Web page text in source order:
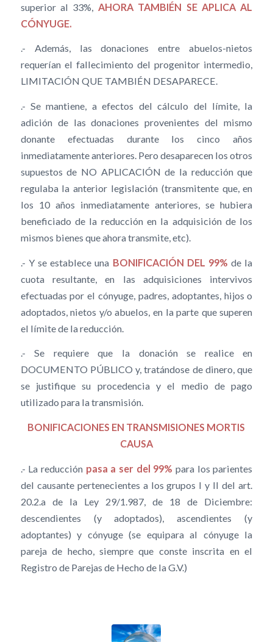
superior al 33%, AHORA TAMBIÉN SE APLICA AL
CÓNYUGE.
.- Además, las donaciones entre abuelos-nietos
requerían el fallecimiento del progenitor intermedio,
LIMITACIÓN QUE TAMBIÉN DESAPARECE.
.- Se mantiene, a efectos del cálculo del límite, la
adición de las donaciones provenientes del mismo
donante efectuadas durante los cinco años
inmediatamente anteriores. Pero desaparecen los otros
supuestos de NO APLICACIÓN de la reducción que
regulaba la anterior legislación (transmitente que, en
los 10 años inmediatamente anteriores, se hubiera
beneficiado de la reducción en la adquisición de los
mismos bienes que ahora transmite, etc).
.- Y se establece una BONIFICACIÓN DEL 99% de la
cuota resultante, en las adquisiciones intervivos
efectuadas por el cónyuge, padres, adoptantes, hijos o
adoptados, nietos y/o abuelos, en la parte que superen
el límite de la reducción.
.- Se requiere que la donación se realice en
DOCUMENTO PÚBLICO y, tratándose de dinero, que
se justifique su procedencia y el medio de pago
utilizado para la transmisión.
BONIFICACIONES EN TRANSMISIONES MORTIS
CAUSA
.- La reducción pasa a ser del 99% para los parientes
del causante pertenecientes a los grupos I y II del art.
20.2.a de la Ley 29/1.987, de 18 de Diciembre:
descendientes (y adoptados), ascendientes (y
adoptantes) y cónyuge (se equipara al cónyuge la
pareja de hecho, siempre que conste inscrita en el
Registro de Parejas de Hecho de la G.V.)